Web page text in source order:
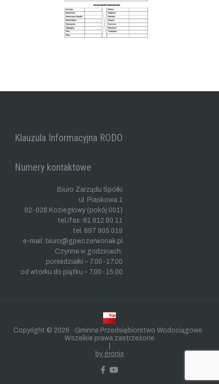
Klauzula Informacyjna RODO
Numery kontaktowe
Biuro Zarządu Spółki
ul. Piaskowa 1
62-028 Koziegłowy (pokój 001)
tel./fax: 61 812 80 11
tel. 697 905 019
e-mail: biuro@gpwczerwonak.pl
Czynne w godzinach:
poniedziałki – 7.00-17.00
od wtorku do piątku – 7.00-15.00
Copyright © 2026 · Gminne Przedsiębiorstwo Wodociągowe ·
Wszelkie prawa zastrzeżone
by gronix